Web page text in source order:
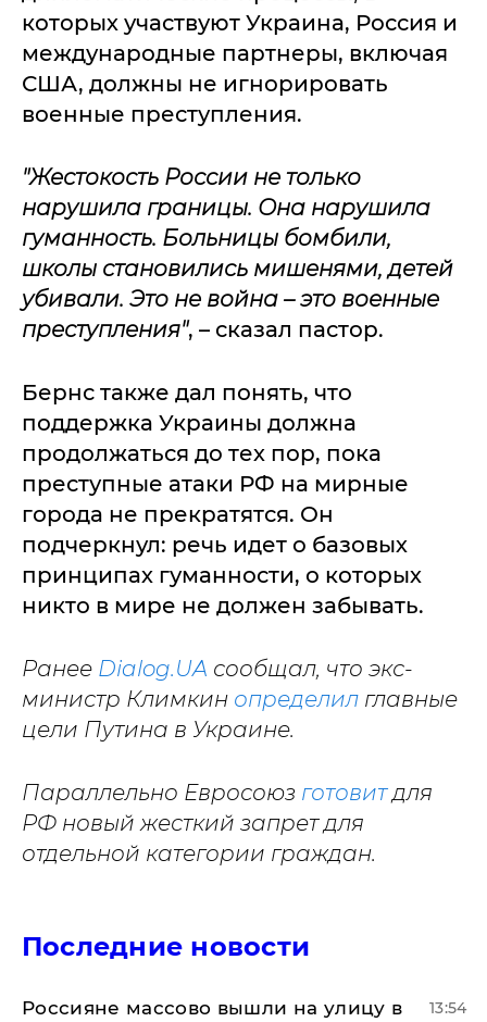
которых участвуют Украина, Россия и
международные партнеры, включая
США, должны не игнорировать
военные преступления.
"Жестокость России не только
нарушила границы. Она нарушила
гуманность. Больницы бомбили,
школы становились мишенями, детей
убивали. Это не война – это военные
преступления", – сказал пастор.
Бернс также дал понять, что
поддержка Украины должна
продолжаться до тех пор, пока
преступные атаки РФ на мирные
города не прекратятся. Он
подчеркнул: речь идет о базовых
принципах гуманности, о которых
никто в мире не должен забывать.
Ранее Dialog.UA сообщал, что экс-
министр Климкин определил главные
цели Путина в Украине.
Параллельно Евросоюз готовитдля
РФ новый жесткий запрет для
отдельной категории граждан.
Последние новости
Россияне массово вышли на улицу в
13:54